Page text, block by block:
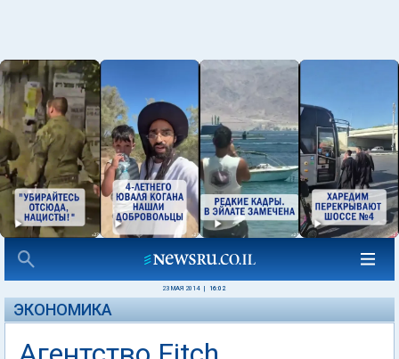
23 МАЯ 2014 16:02
ЭКОНОМИКА